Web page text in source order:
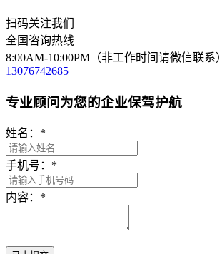
扫码关注我们
全国咨询热线
8:00AM-10:00PM（非工作时间请微信联系）
13076742685
专业顾问为您的企业保驾护航
姓名： *
手机号： *
内容： *